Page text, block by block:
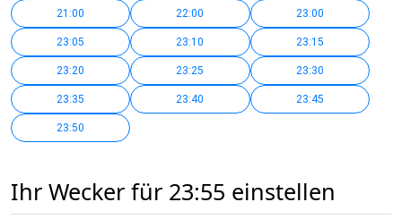
21:00 22:00 23:00
23:05 23:10 23:15
23:20 23:25 23:30
23:35 23:40 23:45
23:50
Ihr Wecker für 23:55 einstellen